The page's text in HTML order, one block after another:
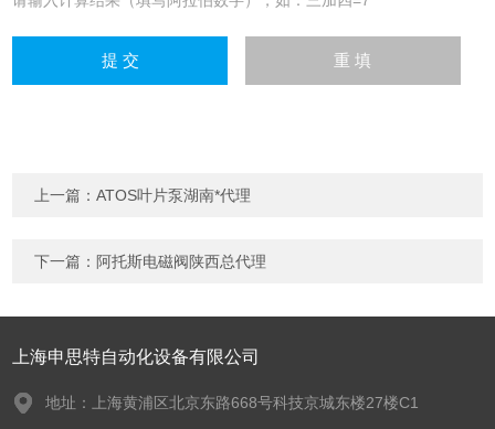
上一篇：ATOS叶片泵湖南*代理
下一篇： 阿托斯电磁阀陕西总代理
上海申思特自动化设备有限公司
地址：上海黄浦区北京东路668号科技京城东楼27楼C1